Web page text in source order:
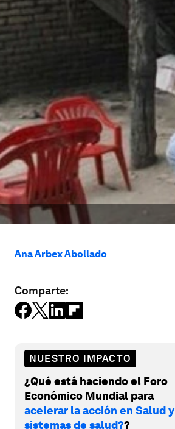
Ana Arbex Abollado
Comparte:
NUESTRO IMPACTO
¿Qué está haciendo el Foro
Económico Mundial para
acelerar la acción en Salud y
sistemas de salud??